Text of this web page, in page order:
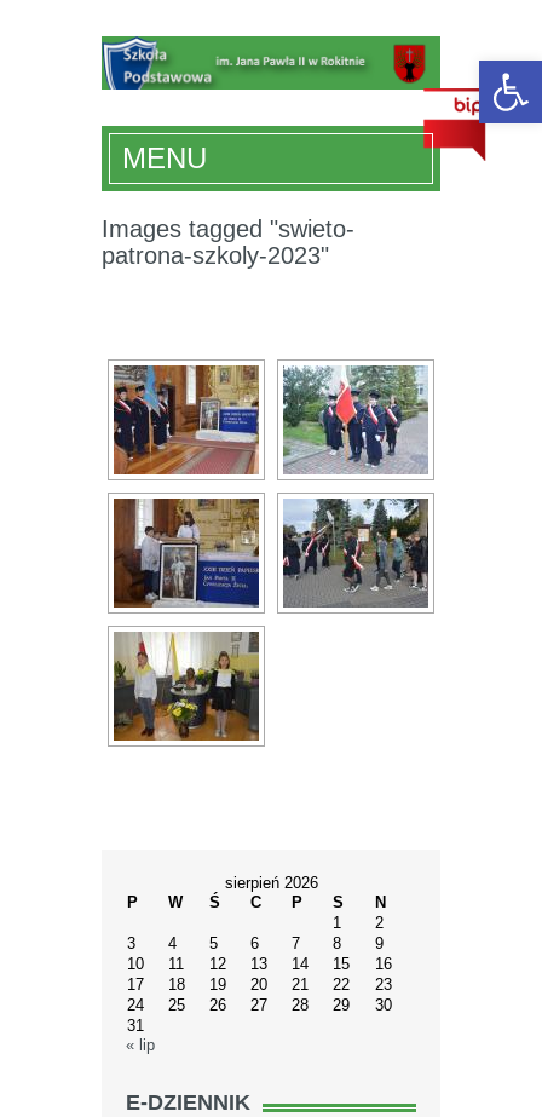
MENU
Images tagged "swieto-
patrona-szkoly-2023"
sierpień 2026
P
W Ś C P S
N
1
2
3
4 5 6 7 8
9
10
11 12 13 14 15
16
17
18 19 20 21 22
23
24
25 26 27 28 29
30
31
« lip
E-DZIENNIK